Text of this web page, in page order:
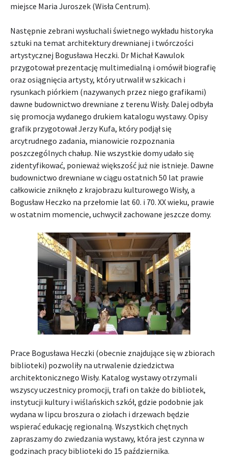
miejsce Maria Juroszek (Wisła Centrum).
Następnie zebrani wysłuchali świetnego wykładu historyka
sztuki na temat architektury drewnianej i twórczości
artystycznej Bogusława Heczki. Dr Michał Kawulok
przygotował prezentację multimedialną i omówił biografię
oraz osiągnięcia artysty, który utrwalił w szkicach i
rysunkach piórkiem (nazywanych przez niego grafikami)
dawne budownictwo drewniane z terenu Wisły. Dalej odbyła
się promocja wydanego drukiem katalogu wystawy. Opisy
grafik przygotował Jerzy Kufa, który podjął się
arcytrudnego zadania, mianowicie rozpoznania
poszczególnych chałup. Nie wszystkie domy udało się
zidentyfikować, ponieważ większość już nie istnieje. Dawne
budownictwo drewniane w ciągu ostatnich 50 lat prawie
całkowicie zniknęło z krajobrazu kulturowego Wisły, a
Bogusław Heczko na przełomie lat 60. i 70. XX wieku, prawie
w ostatnim momencie, uchwycił zachowane jeszcze domy.
Prace Bogusława Heczki (obecnie znajdujące się w zbiorach
biblioteki) pozwoliły na utrwalenie dziedzictwa
architektonicznego Wisły. Katalog wystawy otrzymali
wszyscy uczestnicy promocji, trafi on także do bibliotek,
instytucji kultury i wiślańskich szkół, gdzie podobnie jak
wydana w lipcu broszura o ziołach i drzewach będzie
wspierać edukację regionalną. Wszystkich chętnych
zapraszamy do zwiedzania wystawy, która jest czynna w
godzinach pracy biblioteki do 15 października.